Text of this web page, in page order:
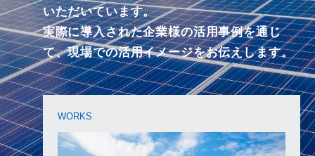
いただいています。
実際に導入された企業様の活用事例を通じ
て、現場での活用イメージをお伝えします。
WORKS